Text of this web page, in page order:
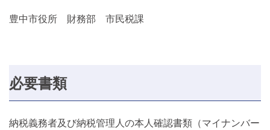
豊中市役所 財務部 市民税課
必要書類
納税義務者及び納税管理人の本人確認書類（マイナンバー